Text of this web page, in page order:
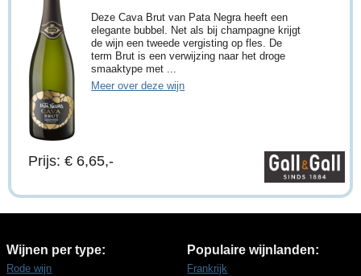
Deze Cava Brut van Pata Negra heeft een
elegante bubbel. Net als bij champagne krijgt
de wijn een tweede vergisting op fles. De
term Brut is een verwijzing naar het droge
smaaktype met ...
Meer over deze wijn
Prijs: € 6,65,-
Wijnen per type:
Rode wijn
Populaire wijnlanden:
Frankrijk